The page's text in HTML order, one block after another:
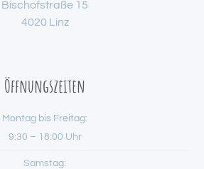
Bischofstraße 15
4020 Linz
Öffnungszeiten
Montag bis Freitag:
9:30 – 18:00 Uhr
Samstag: